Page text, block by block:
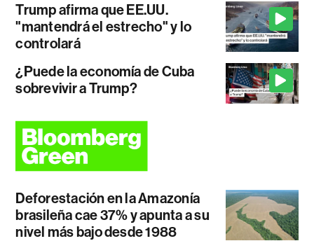
Trump afirma que EE.UU.
"mantendrá el estrecho" y lo
controlará
¿Puede la economía de Cuba
sobrevivir a Trump?
Deforestación en la Amazonía
brasileña cae 37% y apunta a su
nivel más bajo desde 1988